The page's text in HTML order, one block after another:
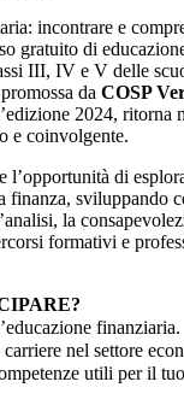
incontrare e
gratuito di
III, IV e V delle
da COSP
2024, ritorna
e coinvolgente.
l’opportunità di
finanza, sviluppando
la
formativi e
finanziaria.
nel settore
utili per il